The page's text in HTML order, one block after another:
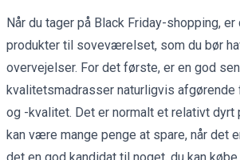
Når du tager på Black Friday-shopping,
produkter til soveværelset, som du bør
overvejelser. For det første, er en god
kvalitetsmadrasser naturligvis
og -kvalitet. Det er normalt et relativt dyrt
kan være mange penge at spare, når det